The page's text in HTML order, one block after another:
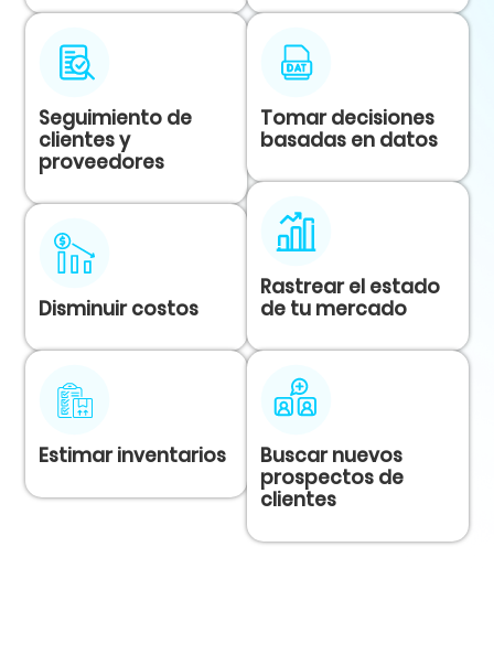
Seguimiento de
clientes y
proveedores
Disminuir costos
Estimar inventarios
Tomar decisiones
basadas en datos
Rastrear el estado
de tu mercado
Buscar nuevos
prospectos de
clientes